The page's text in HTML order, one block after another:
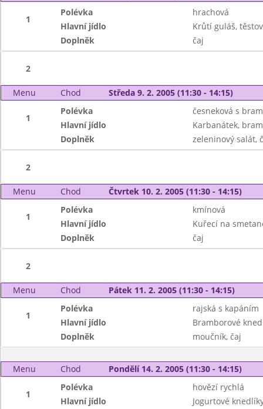
1
Polévka
hrachová
Hlavní jídlo
Krůtí guláš,
Doplněk
čaj
2
Menu Chod Středa 9. 2. 2005 (11:30 - 14:15)
1
Polévka
česneková s
Hlavní jídlo
Karbanátek,
Doplněk
zeleninový salát,
2
Menu Chod Čtvrtek 10. 2. 2005 (11:30 - 14:15)
1
Polévka
kmínová
Hlavní jídlo
Kuřecí na
Doplněk
čaj
2
Menu Chod Pátek 11. 2. 2005 (11:30 - 14:15)
1
Polévka
rajská s kapáním
Hlavní jídlo
Bramborové
Doplněk
moučník, čaj
Menu Chod Pondělí 14. 2. 2005 (11:30 - 14:15)
1
Polévka
hovězí rychlá
Hlavní jídlo
Jogurtové